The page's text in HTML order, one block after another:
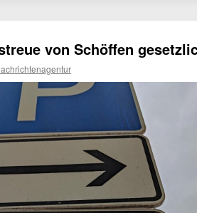
von Schöffen